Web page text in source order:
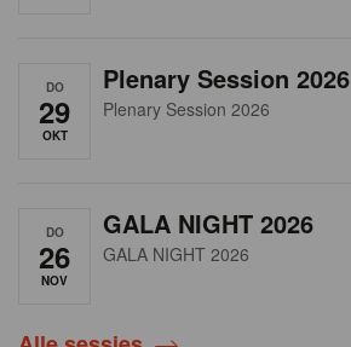
DO
29
OKT
Plenary Session 2026
Plenary Session 2026
DO
26
NOV
GALA NIGHT 2026
GALA NIGHT 2026